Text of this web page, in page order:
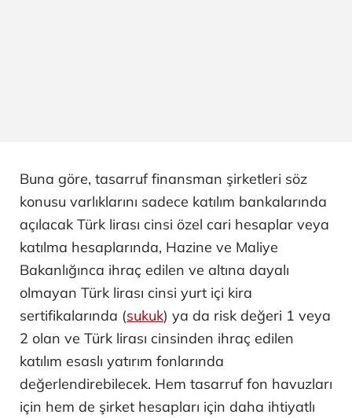
Buna göre, tasarruf finansman şirketleri söz
konusu varlıklarını sadece katılım bankalarında
açılacak Türk lirası cinsi özel cari hesaplar veya
katılma hesaplarında, Hazine ve Maliye
Bakanlığınca ihraç edilen ve altına dayalı
olmayan Türk lirası cinsi yurt içi kira
sertifikalarında (sukuk) ya da risk değeri 1 veya
2 olan ve Türk lirası cinsinden ihraç edilen
katılım esaslı yatırım fonlarında
değerlendirebilecek. Hem tasarruf fon havuzları
için hem de şirket hesapları için daha ihtiyatlı